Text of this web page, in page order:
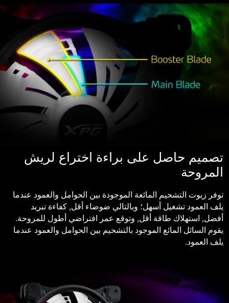
تصميم حاصل على براءة اختراع لريش
المروحة
توفر زيوت التشحيم المائعة الموجودة بين الحوامل والعمود عندما
يلف العمود تشغيل أسهل؛ وبالتالي ضوضاء أقل, كفاءة تبريد
أفضل, استهلاك طاقة أقل, وتوقع عمر افتراضي أطول للمروحة.
يقوم السائل المائع الموجود بالتشحيم بين الحوامل والعمود عندما
يلف العمود.